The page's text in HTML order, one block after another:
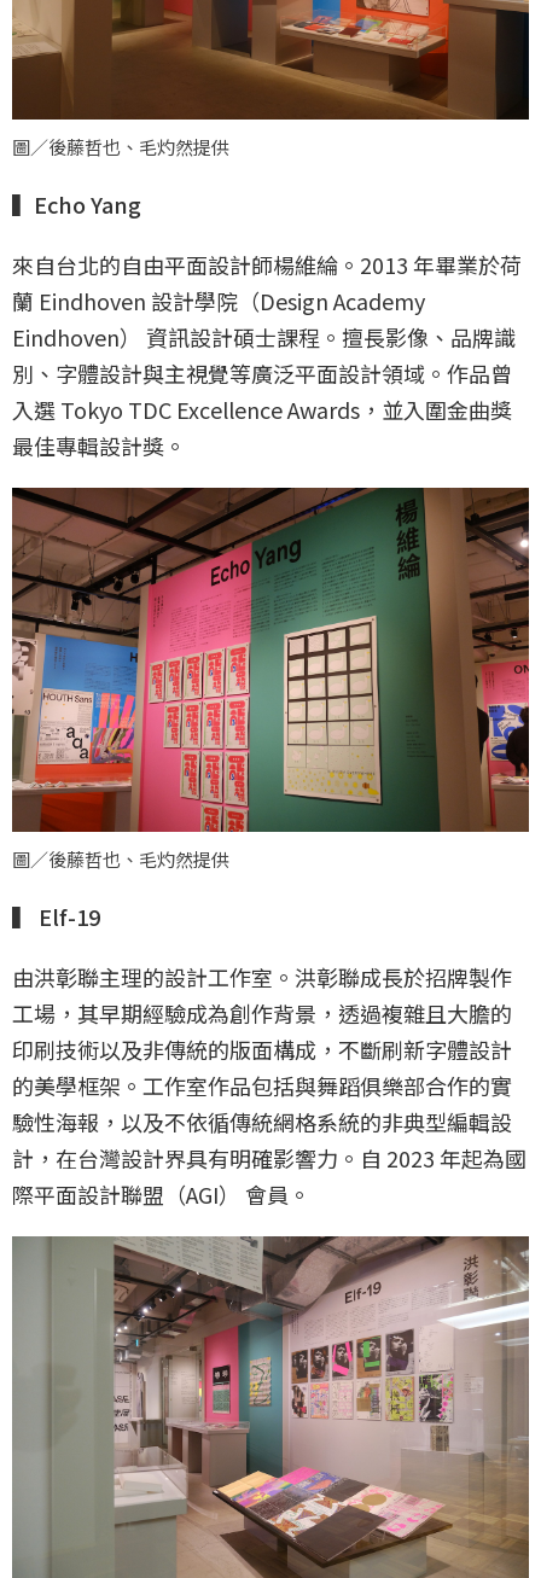
圖／後藤哲也、毛灼然提供
▍Echo Yang
來自台北的自由平面設計師楊維綸。2013 年畢業於荷
蘭 Eindhoven 設計學院（Design Academy
Eindhoven） 資訊設計碩士課程。擅長影像、品牌識
別、字體設計與主視覺等廣泛平面設計領域。作品曾
入選 Tokyo TDC Excellence Awards，並入圍金曲獎
最佳專輯設計獎。
圖／後藤哲也、毛灼然提供
▍ Elf-19
由洪彰聯主理的設計工作室。洪彰聯成長於招牌製作
工場，其早期經驗成為創作背景，透過複雜且大膽的
印刷技術以及非傳統的版面構成，不斷刷新字體設計
的美學框架。工作室作品包括與舞蹈俱樂部合作的實
驗性海報，以及不依循傳統網格系統的非典型編輯設
計，在台灣設計界具有明確影響力。自 2023 年起為國
際平面設計聯盟（AGI） 會員。